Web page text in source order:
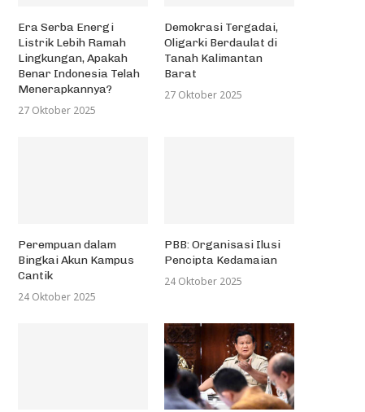
Era Serba Energi
Listrik Lebih Ramah
Lingkungan, Apakah
Benar Indonesia Telah
Menerapkannya?
27 Oktober 2025
Demokrasi Tergadai,
Oligarki Berdaulat di
Tanah Kalimantan
Barat
27 Oktober 2025
Perempuan dalam
Bingkai Akun Kampus
Cantik
24 Oktober 2025
PBB: Organisasi Ilusi
Pencipta Kedamaian
24 Oktober 2025